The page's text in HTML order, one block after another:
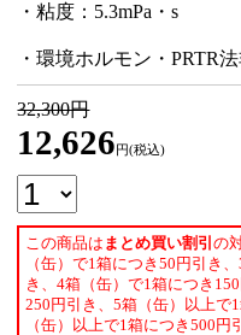
・粘度：5.3mPa・s
・環境ホルモン・PRTR
32,300円
12,626 円(税込)
この商品は まとめ買い割引の
（缶）で1箱につき50円引き
き、4箱（缶）で1箱につき
250円引き、5箱（缶）以上で
（缶）以上で1箱につき500円